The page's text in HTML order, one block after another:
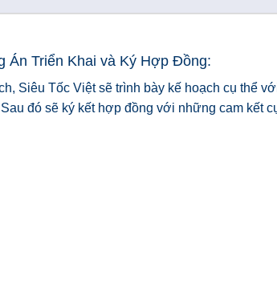
Án Triển Khai và Ký Hợp Đồng:
Siêu Tốc Việt sẽ trình bày kế hoạch cụ thể
đó sẽ ký kết hợp đồng với những cam kết